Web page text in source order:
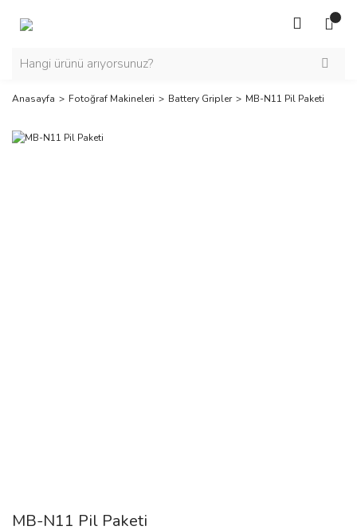
Anasayfa Fotoğraf Makineleri Battery Gripler MB-N11 Pil Paketi
MB-N11 Pil Paketi